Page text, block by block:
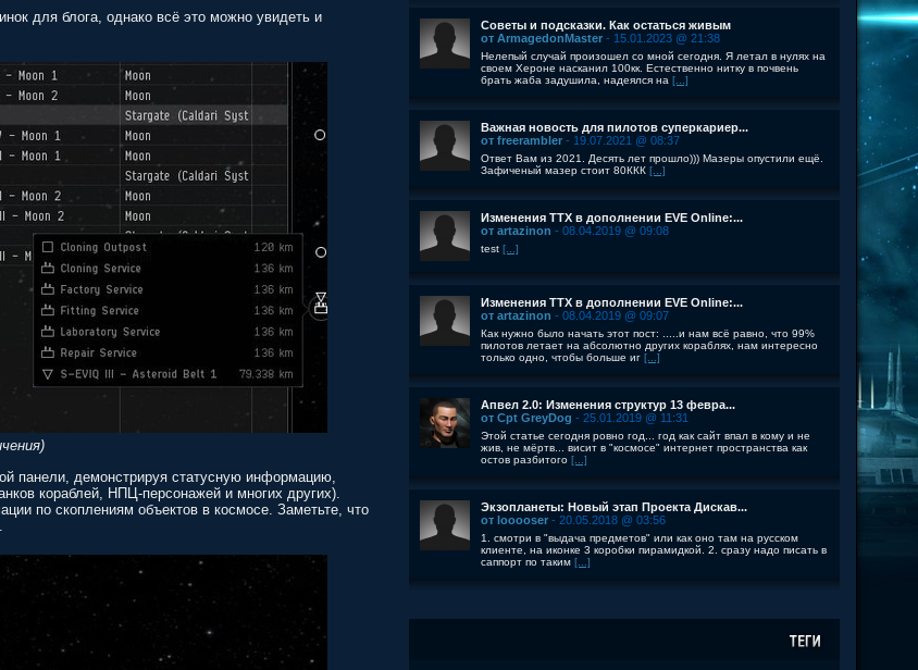
для блога, однако всё это можно увидеть и
панели, демонстрируя статусную информацию,
кораблей, НПЦ-персонажей и многих других).
по скоплениям объектов в космосе. Заметьте, что
Советы и подсказки. Как остаться живым
от ArmagedonMaster - 15.01.2023 @ 21:38
Нелепый случай произошел со мной сегодня. Я летал в нулях на
своем Хероне насканил 100кк. Естественно нитку в почвень
брать жаба задушила, надеялся на [...]
Важная новость для пилотов суперкариер...
от freerambler - 19.07.2021 @ 08:37
Ответ Вам из 2021. Десять лет прошло))) Мазеры опустили ещё.
Зафиченый мазер стоит 80ККК [...]
Изменения ТТХ в дополнении EVE Online:...
от artazinon - 08.04.2019 @ 09:08
test [...]
Изменения ТТХ в дополнении EVE Online:...
от artazinon - 08.04.2019 @ 09:07
Как нужно было начать этот пост: .....и нам всё равно, что 99%
пилотов летает на абсолютно других кораблях, нам интересно
только одно, чтобы больше иг [...]
Апвел 2.0: Изменения структур 13 февра...
от Cpt GreyDog - 25.01.2019 @ 11:31
Этой статье сегодня ровно год... год как сайт впал в кому и не
жив, не мёртв... висит в "космосе" интернет пространства как
остов разбитого [...]
Экзопланеты: Новый этап Проекта Дискав...
от looooser - 20.05.2018 @ 03:56
1. смотри в "выдача предметов" или как оно там на русском
клиенте, на иконке 3 коробки пирамидкой. 2. сразу надо писать в
саппорт по таким [...]